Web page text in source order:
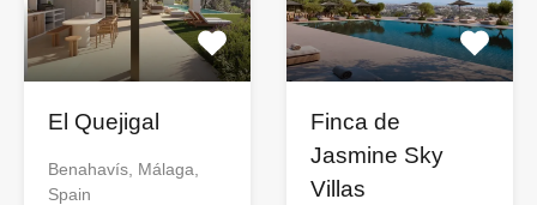
El Quejigal
Benahavís, Málaga,
Spain
Finca de
Jasmine Sky
Villas